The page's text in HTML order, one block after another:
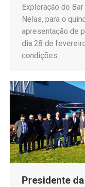
Exploração do
Nelas, para o
apresentação de
dia 28 de
condições:
Presidente